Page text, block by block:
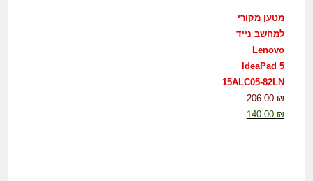
מטען מקורי
למחשב נייד
Lenovo
IdeaPad 5
15ALC05-82LN
206.00₪
140.00 ₪